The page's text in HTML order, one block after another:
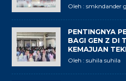
Oleh : smkndander
PENTINGNYA
BAGI GEN Z DI
KEMAJUAN
Oleh : suhila suhila